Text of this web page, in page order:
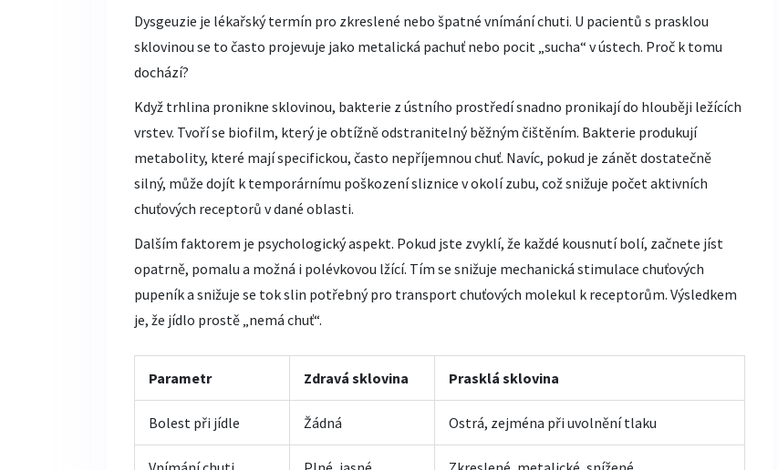
Dysgeuzie je lékařský termín pro zkreslené nebo špatné vnímání chuti. U pacientů s prasklou
sklovinou se to často projevuje jako metalická pachuť nebo pocit „sucha“ v ústech. Proč k tomu
dochází?
Když trhlina pronikne sklovinou, bakterie z ústního prostředí snadno pronikají do hlouběji ležících
vrstev. Tvoří se biofilm, který je obtížně odstranitelný běžným čištěním. Bakterie produkují
metabolity, které mají specifickou, často nepříjemnou chuť. Navíc, pokud je zánět dostatečně
silný, může dojít k temporárnímu poškození sliznice v okolí zubu, což snižuje počet aktivních
chuťových receptorů v dané oblasti.
Dalším faktorem je psychologický aspekt. Pokud jste zvyklí, že každé kousnutí bolí, začnete jíst
opatrně, pomalu a možná i polévkovou lžící. Tím se snižuje mechanická stimulace chuťových
pupeník a snižuje se tok slin potřebný pro transport chuťových molekul k receptorům. Výsledkem
je, že jídlo prostě „nemá chuť“.
Parametr Zdravá sklovina Prasklá sklovina
Bolest při jídle Žádná Ostrá, zejména při uvolnění tlaku